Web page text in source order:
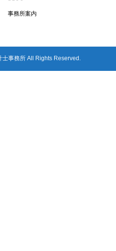
事務所案内
事務所 All Rights Reserved.